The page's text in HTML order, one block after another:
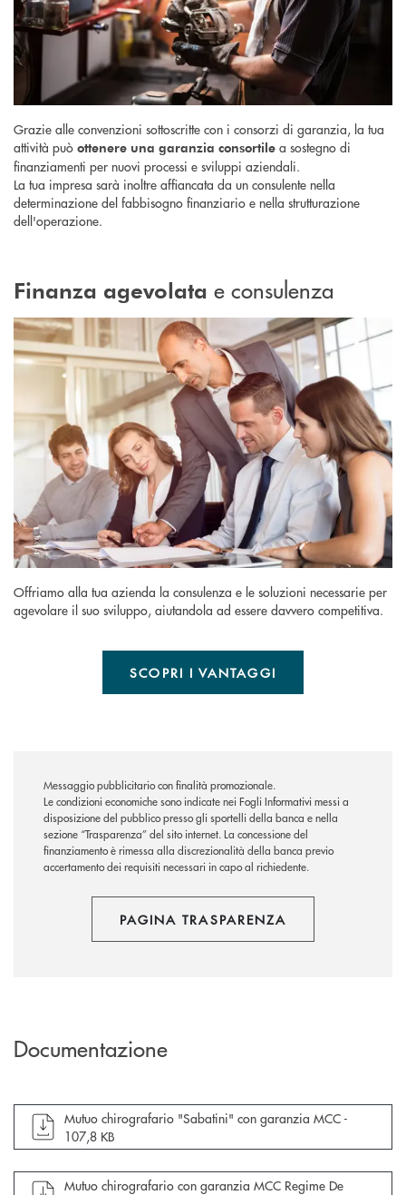
Grazie alle convenzioni sottoscritte con i consorzi di garanzia, la tua
attività può ottenere una garanzia consortile a sostegno di
finanziamenti per nuovi processi e sviluppi aziendali.
La tua impresa sarà inoltre affiancata da un consulente nella
determinazione del fabbisogno finanziario e nella strutturazione
dell'operazione.
Finanza agevolata e consulenza
Offriamo alla tua azienda la consulenza e le soluzioni necessarie per
agevolare il suo sviluppo, aiutandola ad essere davvero competitiva.
SCOPRI I VANTAGGI
Messaggio pubblicitario con finalità promozionale.
Le condizioni economiche sono indicate nei Fogli Informativi messi a
disposizione del pubblico presso gli sportelli della banca e nella
sezione “Trasparenza” del sito internet.La concessione del
finanziamento è rimessa alla discrezionalità della banca previo
accertamento dei requisiti necessari in capo al richiedente.
PAGINA TRASPARENZA
Documentazione
apre documento in una nuova finestra
Mutuo chirografario "Sabatini" con garanzia MCC -
107,8 KB
apre documento in una nuova finestra
Mutuo chirografario con garanzia MCC Regime De